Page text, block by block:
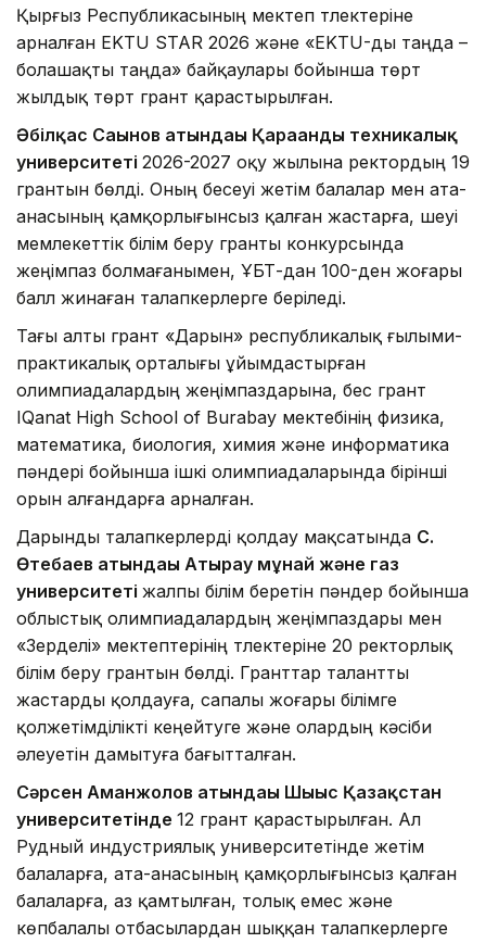
Қырғыз Республикасының мектеп түлектеріне
арналған EKTU STAR 2026 және «EKTU-ды таңда –
болашақты таңда» байқаулары бойынша төрт
жылдық төрт грант қарастырылған.
Әбілқас Сағынов атындағы Қарағанды техникалық
университеті 2026-2027 оқу жылына ректордың 19
грантын бөлді. Оның бесеуі жетім балалар мен ата-
анасының қамқорлығынсыз қалған жастарға, үшеуі
мемлекеттік білім беру гранты конкурсында
жеңімпаз болмағанымен, ҰБТ-дан 100-ден жоғары
балл жинаған талапкерлерге беріледі.
Тағы алты грант «Дарын» республикалық ғылыми-
практикалық орталығы ұйымдастырған
олимпиадалардың жеңімпаздарына, бес грант
IQanat High School of Burabay мектебінің физика,
математика, биология, химия және информатика
пәндері бойынша ішкі олимпиадаларында бірінші
орын алғандарға арналған.
Дарынды талапкерлерді қолдау мақсатында С.
Өтебаев атындағы Атырау мұнай және газ
университеті жалпы білім беретін пәндер бойынша
облыстық олимпиадалардың жеңімпаздары мен
«Зерделі» мектептерінің түлектеріне 20 ректорлық
білім беру грантын бөлді. Гранттар талантты
жастарды қолдауға, сапалы жоғары білімге
қолжетімділікті кеңейтуге және олардың кәсіби
әлеуетін дамытуға бағытталған.
Сәрсен Аманжолов атындағы Шығыс Қазақстан
университетінде 12 грант қарастырылған. Ал
Рудный индустриялық университетінде жетім
балаларға, ата-анасының қамқорлығынсыз қалған
балаларға, аз қамтылған, толық емес және
көпбалалы отбасылардан шыққан талапкерлерге